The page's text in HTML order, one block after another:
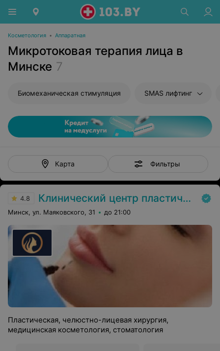
Косметология • Аппаратная
Микротоковая терапия лица в
Минске 7
Биомеханическая стимуляция SMAS лифтинг
Карта Фильтры
4.8 Клинический центр пластической хирургии и медицинской косметологии
Минск, ул. Маяковского, 31 до 21:00
Пластическая, челюстно-лицевая хирургия,
медицинская косметология, стоматология